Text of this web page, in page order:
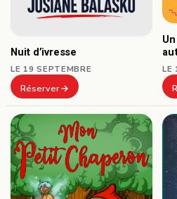
Nuit d’ivresse
LE 19 SEPTEMBRE
Réserver
LE